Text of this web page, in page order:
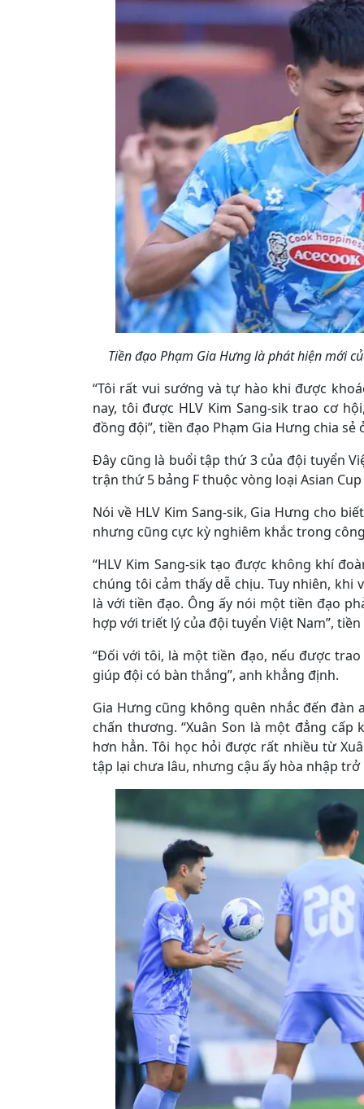
Tiền đạo Phạm Gia Hưng là phát hiện mới
“Tôi rất vui sướng và tự hào khi được
nay, tôi được HLV Kim Sang-sik trao cơ
đồng đội”, tiền đạo Phạm Gia Hưng chia
Đây cũng là buổi tập thứ 3 của đội tuyển
trận thứ 5 bảng F thuộc vòng loại Asian Cup
Nói về HLV Kim Sang-sik, Gia Hưng cho
nhưng cũng cực kỳ nghiêm khắc trong
“HLV Kim Sang-sik tạo được không khí
chúng tôi cảm thấy dễ chịu. Tuy nhiên, khi
là với tiền đạo. Ông ấy nói một tiền đạo
hợp với triết lý của đội tuyển Việt Nam”,
“Đối với tôi, là một tiền đạo, nếu được
giúp đội có bàn thắng”, anh khẳng định.
Gia Hưng cũng không quên nhắc đến đàn
chấn thương. “Xuân Son là một đẳng
hơn hẳn. Tôi học hỏi được rất nhiều từ
tập lại chưa lâu, nhưng cậu ấy hòa nhập